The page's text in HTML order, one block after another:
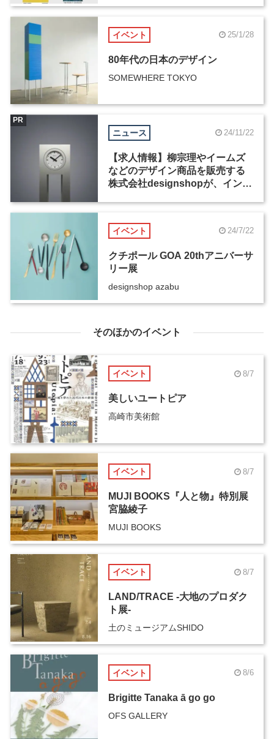
イベント 25/1/28
80年代の日本のデザイン
SOMEWHERE TOKYO
ニュース 24/11/22
【求人情報】柳宗理やイームズ
などのデザイン商品を販売する
株式会社designshopが、インテ
PR
イベント 24/7/22
クチポール GOA 20thアニバーサ
リー展
designshop azabu
そのほかのイベント
イベント 8/7
美しいユートピア
高崎市美術館
イベント 8/7
MUJI BOOKS『人と物』特別展
宮脇綾子
MUJI BOOKS
イベント 8/7
LAND/TRACE -大地のプロダク
ト展-
土のミュージアムSHIDO
イベント 8/6
Brigitte Tanaka ā go go
OFS GALLERY